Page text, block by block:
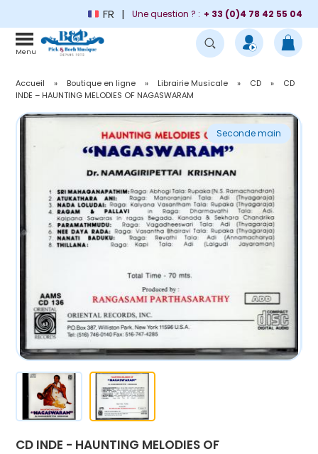
FR Une question ? : + 33 (0)4 78 42 55 04
Menu
Accueil » Boutique en ligne » Librairie Musicale » CD »
CD
INDE – HAUNTING MELODIES OF NAGASWARAM
Seconde main
CD INDE - HAUNTING MELODIES OF